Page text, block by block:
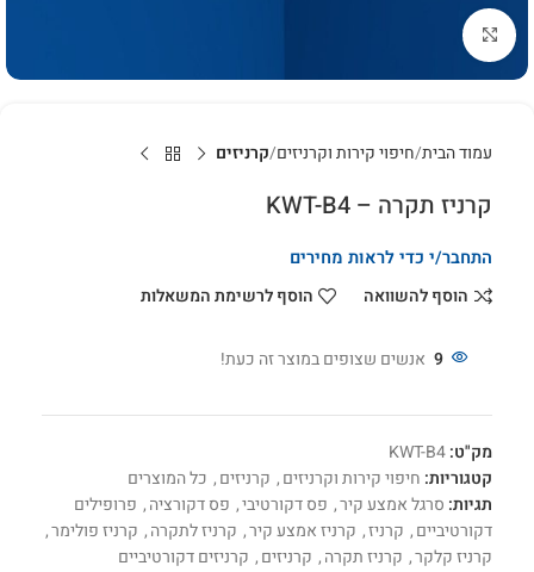
לחץ להגדלה
עמוד הבית חיפוי קירות וקרניזים קרניזים
קרניז תקרה – KWT-B4
התחבר/י כדי לראות מחירים
הוסף להשוואה
הוסף לרשימת המשאלות
9 אנשים שצופים במוצר זה כעת!
מק"ט:KWT-B4
קטגוריות: חיפוי קירות וקרניזים, קרניזים, כל המוצרים
תגיות: סרגל אמצע קיר, פס דקורטיבי, פס דקורציה, פרופילים
דקורטיביים, קרניז, קרניז אמצע קיר, קרניז לתקרה, קרניז פולימר,
קרניז קלקר, קרניז תקרה, קרניזים, קרניזים דקורטיביים